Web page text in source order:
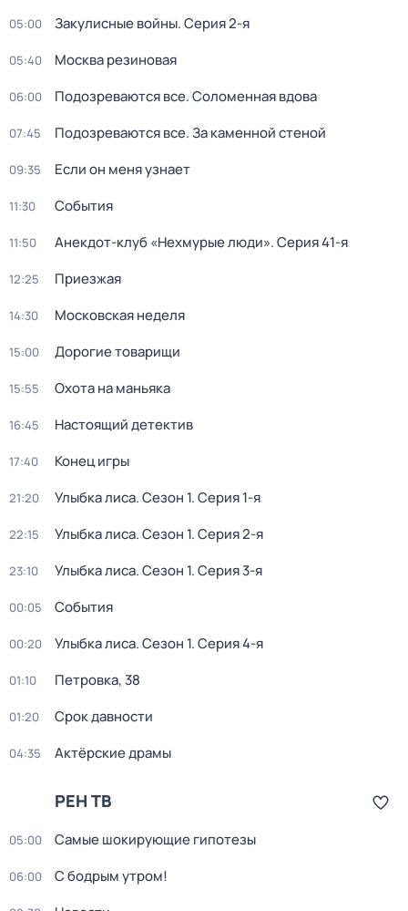
05:00 Закулисные войны. Серия 2-я
05:40 Москва резиновая
06:00 Подозреваются все. Соломенная вдова
07:45 Подозреваются все. За каменной стеной
09:35 Если он меня узнает
11:30 События
11:50 Анекдот-клуб «Нехмурые люди». Серия 41-я
12:25 Приезжая
14:30 Московская неделя
15:00 Дорогие товарищи
15:55 Охота на маньяка
16:45 Настоящий детектив
17:40 Конец игры
21:20 Улыбка лиса. Сезон 1. Серия 1-я
22:15 Улыбка лиса. Сезон 1. Серия 2-я
23:10 Улыбка лиса. Сезон 1. Серия 3-я
00:05 События
00:20 Улыбка лиса. Сезон 1. Серия 4-я
01:10 Петровка, 38
01:20 Срок давности
04:35 Актёрские драмы
РЕН ТВ
05:00 Самые шoкиpующие гипотезы
06:00 С бодрым утром!